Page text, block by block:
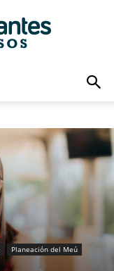
Planeación del Meú